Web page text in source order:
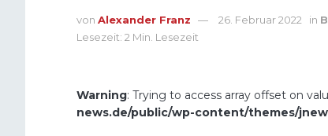
von Alexander Franz 26. Februar 2022 in
Lesezeit: 2 Min. Lesezeit
Warning: Trying to access array offset on
news.de/public/wp-content/themes/